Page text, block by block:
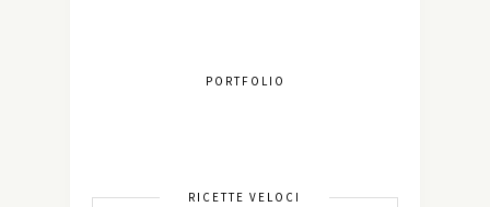
PORTFOLIO
RICETTE VELOCI